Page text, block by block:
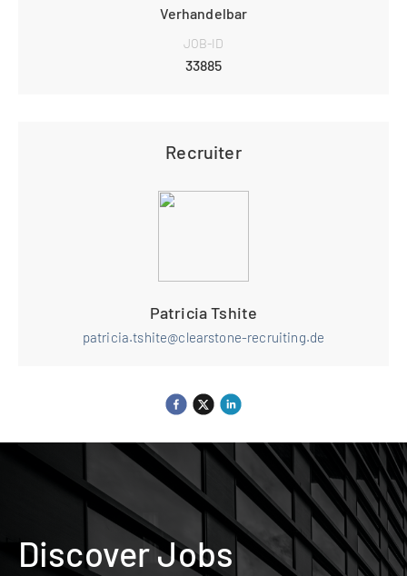
Verhandelbar
JOB-ID
33885
Recruiter
Patricia Tshite
patricia.tshite@clearstone-recruiting.de
Discover Jobs